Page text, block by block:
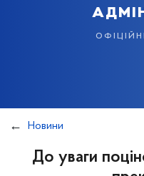
Новини
До уваги